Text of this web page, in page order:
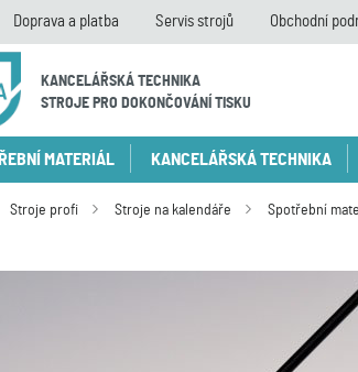
Doprava a platba Servis strojů Obchodní
KANCELÁŘSKÁ TECHNIKA
STROJE PRO DOKONČOVÁNÍ TISKU
MATERIÁL KANCELÁŘSKÁ TECHNIKA
Stroje profi Stroje na kalendáře Spotřební